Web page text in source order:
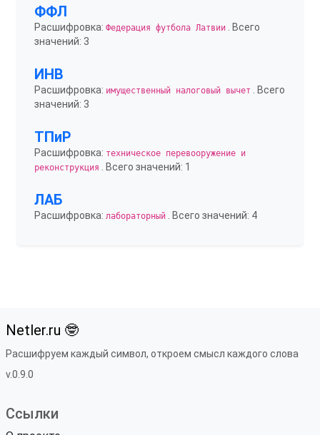
ФФЛ
Расшифровка: Федерация футбола Латвии . Всего
значений: 3
ИНВ
Расшифровка: имущественный налоговый вычет
. Всего
значений: 3
ТПиР
Расшифровка: техническое перевооружение и
реконструкция
. Всего значений: 1
ЛАБ
Расшифровка: лабораторный . Всего значений: 4
Netler.ru 🤓
Расшифруем каждый символ, откроем смысл каждого слова
v.0.9.0
Ссылки